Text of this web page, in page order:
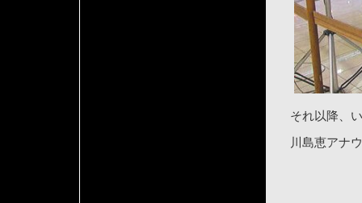
それ以降、
川島恵アナ